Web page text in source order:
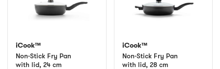
iCook™
Non-Stick Fry Pan
with lid, 24 cm
iCook™
Non-Stick Fry Pan
with lid, 28 cm